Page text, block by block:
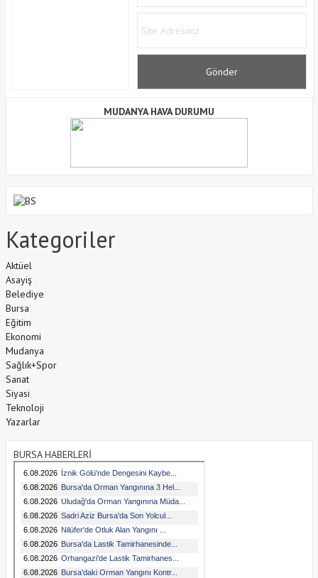
MUDANYA HAVA DURUMU
Kategoriler
Aktüel
Asayiş
Belediye
Bursa
Eğitim
Ekonomi
Mudanya
Sağlık+Spor
Sanat
Siyasi
Teknoloji
Yazarlar
BURSA HABERLERİ